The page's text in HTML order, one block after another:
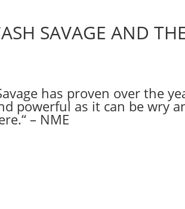
SAVAGE AND
has proven over the
powerful as it can be wry
– NME